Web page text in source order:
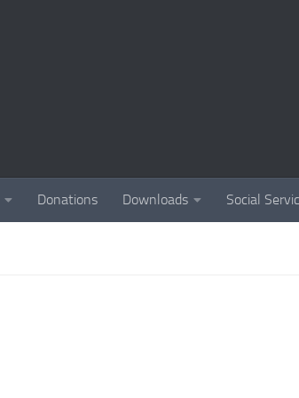
Donations Downloads Social